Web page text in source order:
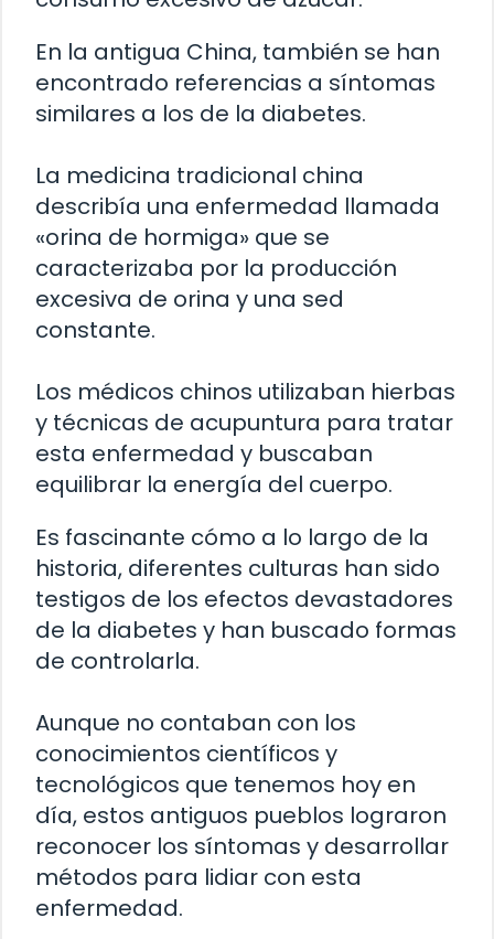
En la antigua China, también se han
encontrado referencias a síntomas
similares a los de la diabetes.
La medicina tradicional china
describía una enfermedad llamada
«orina de hormiga» que se
caracterizaba por la producción
excesiva de orina y una sed
constante.
Los médicos chinos utilizaban hierbas
y técnicas de acupuntura para tratar
esta enfermedad y buscaban
equilibrar la energía del cuerpo.
Es fascinante cómo a lo largo de la
historia, diferentes culturas han sido
testigos de los efectos devastadores
de la diabetes y han buscado formas
de controlarla.
Aunque no contaban con los
conocimientos científicos y
tecnológicos que tenemos hoy en
día, estos antiguos pueblos lograron
reconocer los síntomas y desarrollar
métodos para lidiar con esta
enfermedad.